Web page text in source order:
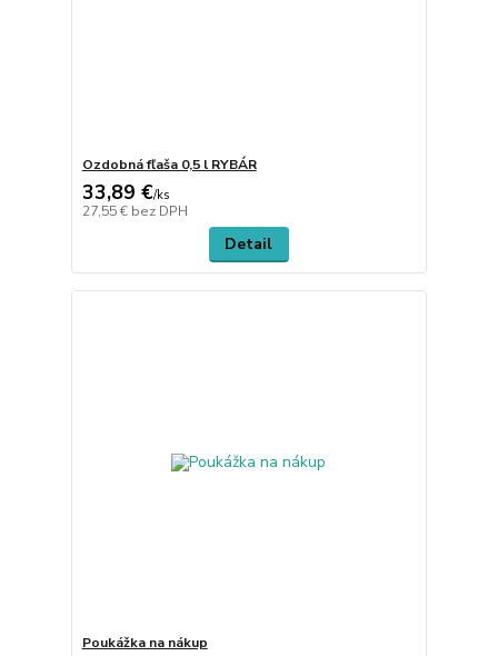
Ozdobná fľaša 0,5 l RYBÁR
33,89 €/ks
27,55 € bez DPH
Detail
Poukážka na nákup